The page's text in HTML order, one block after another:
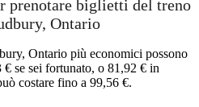
prenotare biglietti del treno
Ontario
Ontario più economici possono
€ se sei fortunato, o 81,92 € in
costare fino a 99,56 €.